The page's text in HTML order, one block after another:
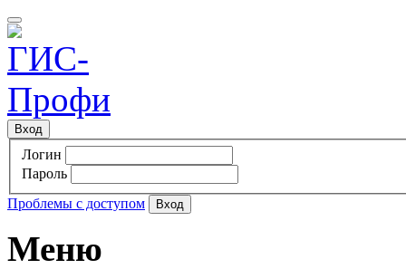
Вход
Логин
Пароль
Проблемы с доступом
Меню